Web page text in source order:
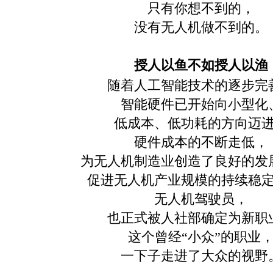
只有你想不到的，
没有无人机做不到的。
授人以鱼不如授人以渔
随着人工智能技术的逐步完
智能硬件已开始向小型化
低成本、低功耗的方向迈
硬件成本的不断走低，
为无人机制造业创造了良好的发
促进无人机产业规模的持续稳
无人机驾驶员，
也正式被人社部确定为新职
这个曾经“小众”的职业
一下子走进了大众的视野